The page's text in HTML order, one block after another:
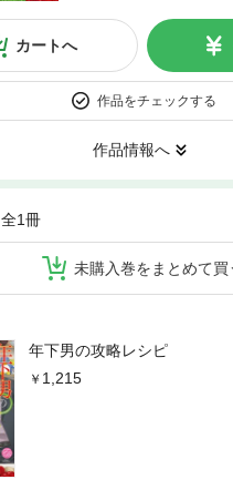
カートへ
作品をチェックする
作品情報へ
全1冊
未購入巻をまとめて買
年下男の攻略レシピ
1,215